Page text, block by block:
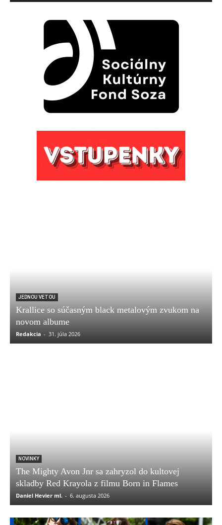
JEDNOU VETOU
Krallice so súčasným black metalovým zvukom na
novom albume
Redakcia - 31. júla 2026
NOVINKY
The Mighty Avon Jnr sa zahryzol do kultovej
skladby Red Krayola z filmu Born in Flames
Daniel Hevier ml. - 6. augusta 2026